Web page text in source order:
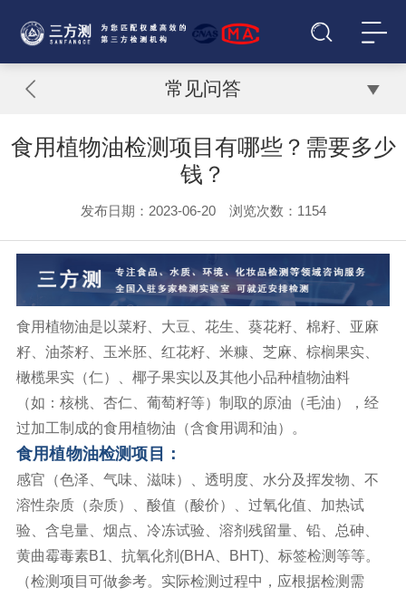
常见问答
食用植物油检测项目有哪些？需要多少
钱？
发布日期：2023-06-20 浏览次数： 1154
食用植物油是以菜籽、大豆、花生、葵花籽、棉籽、亚麻
籽、油茶籽、玉米胚、红花籽、米糠、芝麻、棕榈果实、
橄榄果实（仁）、椰子果实以及其他小品种植物油料
（如：核桃、杏仁、葡萄籽等）制取的原油（毛油），经
过加工制成的食用植物油（含食用调和油）。
食用植物油检测项目：
感官（色泽、气味、滋味）、透明度、水分及挥发物、不
溶性杂质（杂质）、酸值（酸价）、过氧化值、加热试
验、含皂量、烟点、冷冻试验、溶剂残留量、铅、总砷、
黄曲霉毒素B1、抗氧化剂(BHA、BHT)、标签检测等等。
（检测项目可做参考。实际检测过程中，应根据检测需